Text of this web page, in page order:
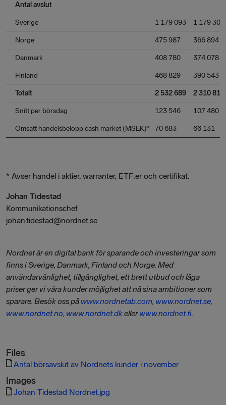
Antal avslut
Sverige 1 179 093 1 179 302
Norge 475 987 366 894
Danmark 408 780 374 078
Finland 468 829 390 543
Totalt 2 532 689 2 310 817
Snitt per börsdag 123 546 107 480
Omsatt handelsbelopp cash market (MSEK)* 70 683 66 131
* Avser handel i aktier, warranter, ETF:er och certifikat.
Johan Tidestad
Kommunikationschef
johan.tidestad@nordnet.se
Nordnet är en digital bank för sparande och investeringar som
finns i Sverige, Danmark, Finland och Norge. Med
användarvänlighet, tillgänglighet, ett brett utbud och låga
priser ger vi våra kunder möjlighet att nå sina ambitioner som
sparare. Besök oss på www.nordnetab.com, www.nordnet.se,
www.nordnet.no, www.nordnet.dkellerwww.nordnet.fi.
Files
Antal börsavslut av Nordnets kunder i november
Images
Johan Tidestad Nordnet.jpg